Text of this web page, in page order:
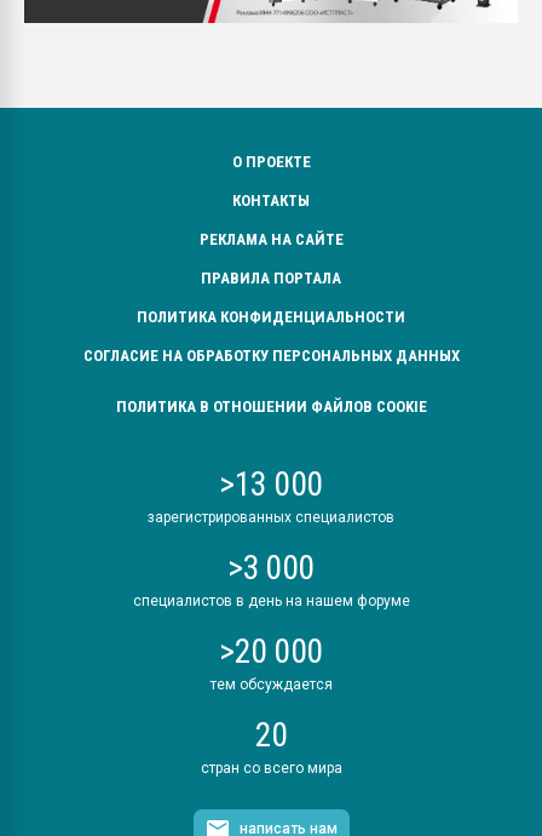
О ПРОЕКТЕ
КОНТАКТЫ
РЕКЛАМА НА САЙТЕ
ПРАВИЛА ПОРТАЛА
ПОЛИТИКА КОНФИДЕНЦИАЛЬНОСТИ
СОГЛАСИЕ НА ОБРАБОТКУ ПЕРСОНАЛЬНЫХ ДАННЫХ
ПОЛИТИКА В ОТНОШЕНИИ ФАЙЛОВ COOKIE
>13 000
зарегистрированных специалистов
>3 000
специалистов в день на нашем форуме
>20 000
тем обсуждается
20
стран со всего мира
написать нам